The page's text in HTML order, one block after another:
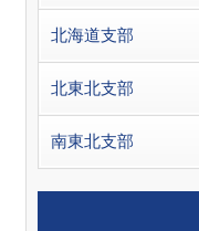
北海道支部
北東北支部
南東北支部